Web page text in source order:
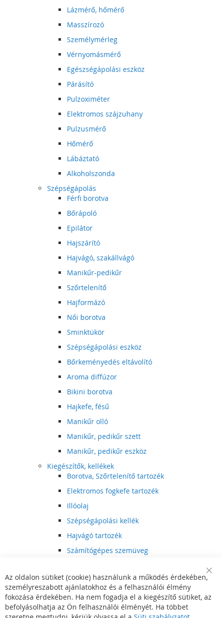
Lázmérő, hőmérő
Masszírozó
Személymérleg
Vérnyomásmérő
Egészségápolási eszköz
Párásító
Pulzoximéter
Elektromos szájzuhany
Pulzusmérő
Hőmérő
Lábáztató
Alkoholszonda
Szépségápolás
Férfi borotva
Bőrápoló
Epilátor
Hajszárító
Hajvágó, szakállvágó
Manikűr-pedikűr
Szőrtelenítő
Hajformázó
Női borotva
Sminktükör
Szépségápolási eszköz
Bőrkeményedés eltávolító
Aroma diffúzor
Bikini borotva
Hajkefe, fésű
Manikűr olló
Manikűr, pedikűr szett
Manikűr, pedikűr eszköz
Kiegészítők, kellékek
Borotva, Szőrtelenítő tartozék
Elektromos fogkefe tartozék
Illóolaj
Szépségápolási kellék
Hajvágó tartozék
Számítógépes szemüveg
Hajvágó kiegészítő
Szórakoztató elektronika
Multimédia
DVD, BluRay lejátszó
Bar
Az oldalon sütiket (cookie) használunk a működés érdekében,
személyreszabott ajánlatokhoz és a felhasználói élmény
fokozása érdekében. Ha nem fogadja el a kiegészítő sütiket, az
befolyásolhatja az Ön felhasználói élményét. Ha többet